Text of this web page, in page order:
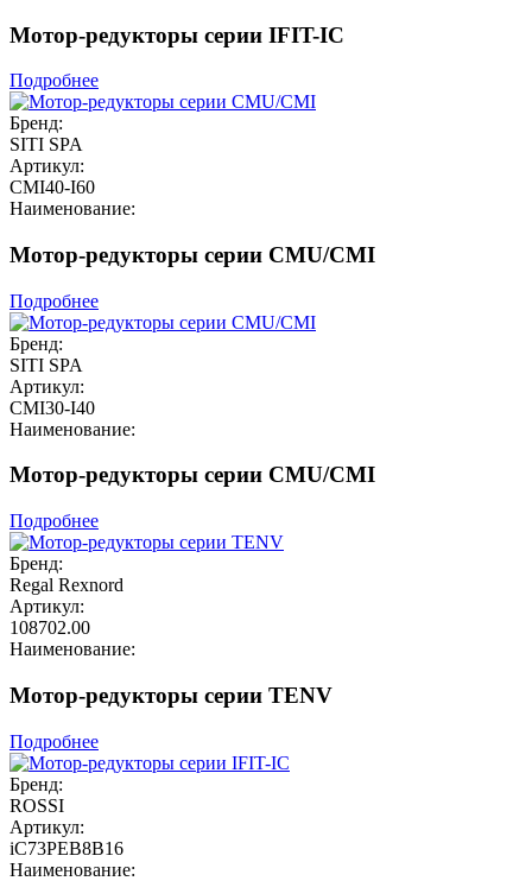
Мотор-редукторы серии IFIT-IC
Подробнее
Бренд:
SITI SPA
Артикул:
CMI40-I60
Наименование:
Мотор-редукторы серии CMU/CMI
Подробнее
Бренд:
SITI SPA
Артикул:
CMI30-I40
Наименование:
Мотор-редукторы серии CMU/CMI
Подробнее
Бренд:
Regal Rexnord
Артикул:
108702.00
Наименование:
Мотор-редукторы серии TENV
Подробнее
Бренд:
ROSSI
Артикул:
iC73PEB8B16
Наименование: